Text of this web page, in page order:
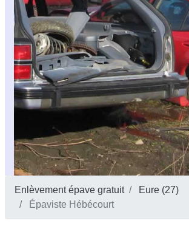
Enlèvement épave gratuit
Eure (27)
Épaviste Hébécourt